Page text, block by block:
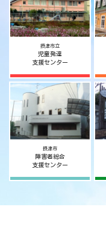
摂津市立
児童発達
支援センター
摂津市
障害者総合
支援センター